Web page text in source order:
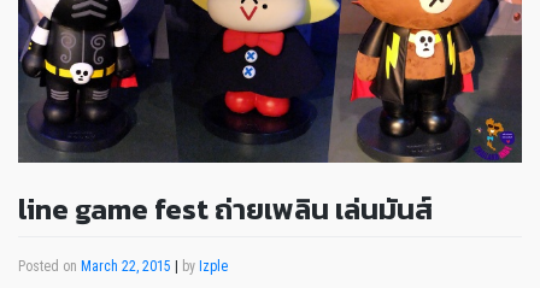
line game fest ถ่ายเพลิน เล่นมันส์
Posted on March 22, 2015 by Izple